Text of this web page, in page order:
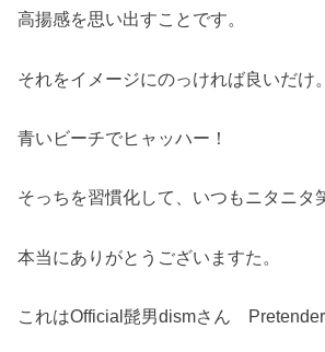
高揚感を思い出すことです。
それをイメージにのっければ良いだけ。
青いビーチでヒャッハー！
そっちを習慣化して、いつもニタニタ
本当にありがとうございますた。
これはOfficial髭男dismさん Pretender